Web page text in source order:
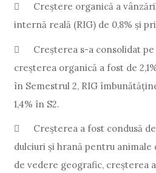

Creștere organică a
internă reală (RIG) de 0,8% și

Creșterea s-a consolidat
creșterea organică a fost de
în Semestrul 2, RIG
1,4% în S2.

Creșterea a fost condusă
dulciuri și hrană pentru
de vedere geografic, creșterea